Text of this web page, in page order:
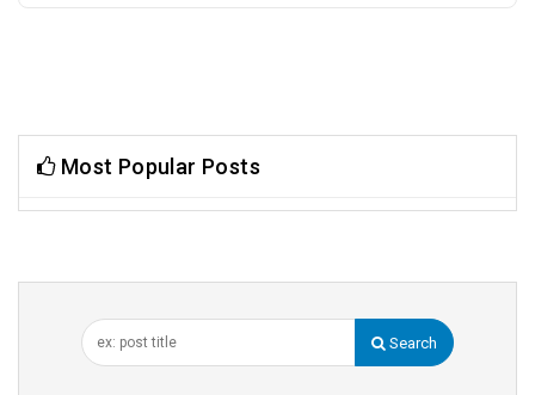
Most Popular Posts
Search